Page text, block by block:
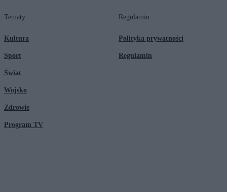
Tematy
Kultura
Sport
Świat
Wojsko
Zdrowie
Program TV
Regulamin
Polityka prywatności
Regulamin